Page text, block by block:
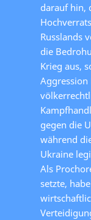
darauf hin,
Russlands
die
Krieg aus,
Aggression
gegen die
während
Ukraine
Als
setzte,